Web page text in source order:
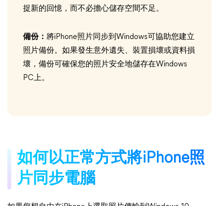
捉新的回憶，而不必擔心儲存空間不足。
備份： 將iPhone照片同步到Windows可協助您建立
照片備份。如果發生意外遺失、裝置損壞或資料損
壞，備份可確保您的照片安全地儲存在Windows
PC上。
如何以正常方式將iPhone照
片同步電腦